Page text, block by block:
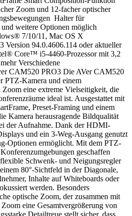
Zoom und 12-facher optischer
Halter für
weitere Optionen möglich
7/10/11, Mac OS X
Version 94.0.4606.114 oder aktueller
Core™ i5-4460-Prozessor mit 3,2
Verschiedene
CAM520 PRO3 Die AVer CAM520
PTZ-Kamera und einem
eine extreme Vielseitigkeit, die
ideal ist. Ausgestattet mit
Preset-Framing und einem
Kamera herausragende Bildqualität
der Aufnahme. Dank der HDMI-
und ein 3-Weg-Ausgang genutzt
Optionen ermöglicht. Mit dem PTZ-
geschaffen
Schwenk- und Neigungsregler
80°-Sichtfeld in der Diagonale,
Inhalte auf Whiteboards oder
werden. Besonders
optische Zoom, der zusammen mit
eine Gesamtvergrößerung von
Detailtreue stellt sicher, dass